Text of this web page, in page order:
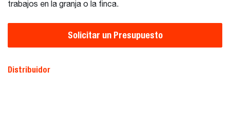
trabajos en la granja o la finca.
Solicitar un Presupuesto
Distribuidor